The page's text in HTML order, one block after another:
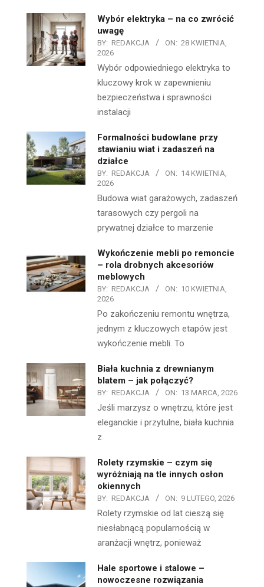
Wybór elektryka – na co zwrócić
uwagę
BY: REDAKCJA ON: 28 KWIETNIA,
2026
Wybór odpowiedniego elektryka to
kluczowy krok w zapewnieniu
bezpieczeństwa i sprawności
instalacji
Formalności budowlane przy
stawianiu wiat i zadaszeń na
działce
BY: REDAKCJA ON: 14 KWIETNIA,
2026
Budowa wiat garażowych, zadaszeń
tarasowych czy pergoli na
prywatnej działce to marzenie
Wykończenie mebli po remoncie
– rola drobnych akcesoriów
meblowych
BY: REDAKCJA ON: 10 KWIETNIA,
2026
Po zakończeniu remontu wnętrza,
jednym z kluczowych etapów jest
wykończenie mebli. To
Biała kuchnia z drewnianym
blatem – jak połączyć?
BY: REDAKCJA ON: 13 MARCA, 2026
Jeśli marzysz o wnętrzu, które jest
eleganckie i przytulne, biała kuchnia
z
Rolety rzymskie – czym się
wyróżniają na tle innych osłon
okiennych
BY: REDAKCJA ON: 9 LUTEGO, 2026
Rolety rzymskie od lat cieszą się
niesłabnącą popularnością w
aranżacji wnętrz, ponieważ
Hale sportowe i stalowe –
nowoczesne rozwiązania